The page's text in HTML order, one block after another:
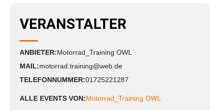
VERANSTALTER
ANBIETER:Motorrad_Training OWL
MAIL:motorrad.training@web.de
TELEFONNUMMER:01725221287
ALLE EVENTS VON:Motorrad_Training OWL